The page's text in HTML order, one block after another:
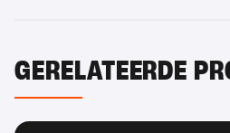
GERELATEERDE